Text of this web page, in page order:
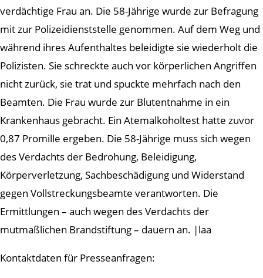
verdächtige Frau an. Die 58-Jährige wurde zur Befragung
mit zur Polizeidienststelle genommen. Auf dem Weg und
während ihres Aufenthaltes beleidigte sie wiederholt die
Polizisten. Sie schreckte auch vor körperlichen Angriffen
nicht zurück, sie trat und spuckte mehrfach nach den
Beamten. Die Frau wurde zur Blutentnahme in ein
Krankenhaus gebracht. Ein Atemalkoholtest hatte zuvor
0,87 Promille ergeben. Die 58-Jährige muss sich wegen
des Verdachts der Bedrohung, Beleidigung,
Körperverletzung, Sachbeschädigung und Widerstand
gegen Vollstreckungsbeamte verantworten. Die
Ermittlungen – auch wegen des Verdachts der
mutmaßlichen Brandstiftung – dauern an. |laa
Kontaktdaten für Presseanfragen: